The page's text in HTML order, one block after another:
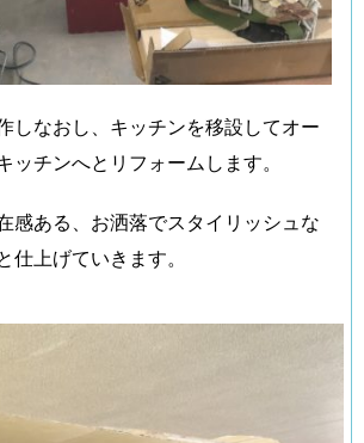
しなおし、キッチンを移設してオー
ッチンへとリフォームします。
感ある、お洒落でスタイリッシュな
仕上げていきます。